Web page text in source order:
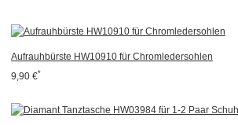
Aufrauhbürste HW10910 für Chromledersohlen
9,90 €*